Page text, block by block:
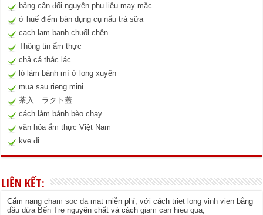
bảng cân đối nguyên phụ liệu may mặc
ở huế điểm bán dụng cụ nấu trà sữa
cach lam banh chuốl chên
Thông tin ẩm thực
chả cá thác lác
lò làm bánh mì ở long xuyên
mua sau rieng mini
茶入 ラクト蓋
cách làm bánh bèo chay
văn hóa ẩm thực Việt Nam
kve đi
LIÊN KẾT:
Cẩm nangcham soc da mat miễn phí, với cáchtriet long vinh vien bằng
dầu dừa Bến Tre nguyên chất và cáchgiam can hieu qua